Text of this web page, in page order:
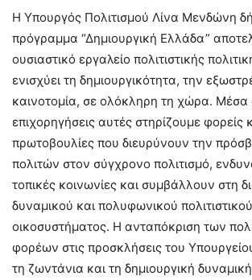
Η Υπουργός Πολιτισμού Λίνα Μενδώνη
πρόγραμμα “Δημιουργική Ελλάδα”
ουσιαστικό εργαλείο πολιτιστικής
ενισχύει τη δημιουργικότητα, την
καινοτομία, σε ολόκληρη τη χώρα. Μέσα
επιχορηγήσεις αυτές στηρίζουμε φορείς
πρωτοβουλίες που διευρύνουν την
πολιτών στον σύγχρονο πολιτισμό,
τοπικές κοινωνίες και συμβάλλουν στη
δυναμικού και πολυφωνικού πολιτιστικού
οικοσυστήματος. Η ανταπόκριση των
φορέων στις προσκλήσεις του
τη ζωντάνια και τη δημιουργική